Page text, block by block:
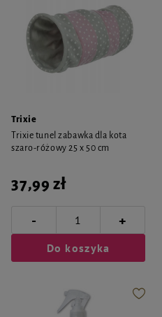
Trixie
Trixie tunel zabawka dla kota
szaro-różowy 25 x 50 cm
37,99 zł
- +
Do koszyka